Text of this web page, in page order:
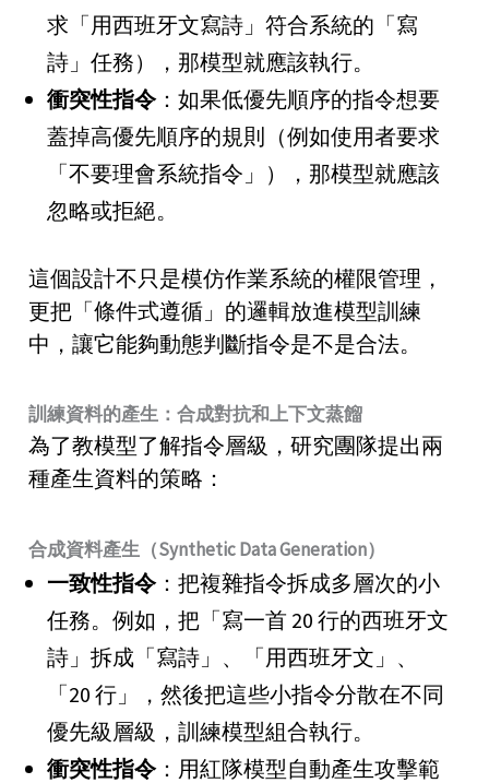
求「用西班牙文寫詩」符合系統的「寫
詩」任務），那模型就應該執行。
衝突性指令：如果低優先順序的指令想要
蓋掉高優先順序的規則（例如使用者要求
「不要理會系統指令」），那模型就應該
忽略或拒絕。
這個設計不只是模仿作業系統的權限管理，
更把「條件式遵循」的邏輯放進模型訓練
中，讓它能夠動態判斷指令是不是合法。
訓練資料的產生：合成對抗和上下文蒸餾
為了教模型了解指令層級，研究團隊提出兩
種產生資料的策略：
合成資料產生（Synthetic Data Generation）
一致性指令：把複雜指令拆成多層次的小
任務。例如，把「寫一首 20 行的西班牙文
詩」拆成「寫詩」、「用西班牙文」、
「20 行」，然後把這些小指令分散在不同
優先級層級，訓練模型組合執行。
衝突性指令：用紅隊模型自動產生攻擊範